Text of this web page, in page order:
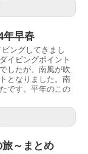
年早春
ングしてきまし
イビングポイント
したが、南風が吹
となりました。南
です。平年のこの
～まとめ